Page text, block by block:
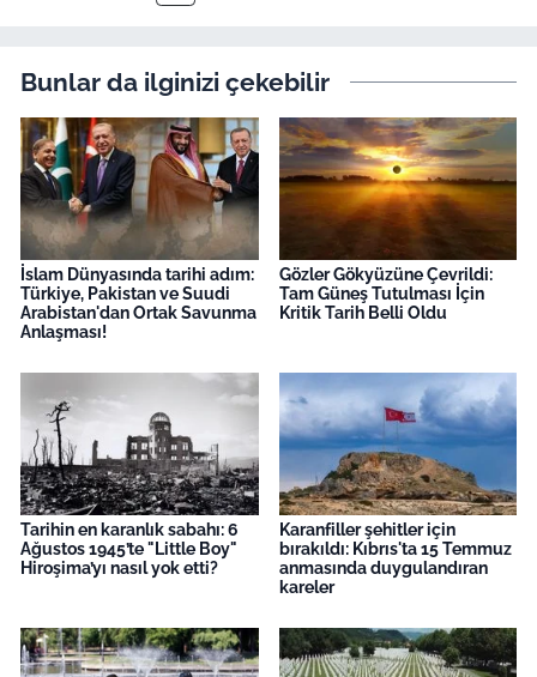
Bunlar da ilginizi çekebilir
İslam Dünyasında tarihi adım:
Türkiye, Pakistan ve Suudi
Arabistan'dan Ortak Savunma
Anlaşması!
Gözler Gökyüzüne Çevrildi:
Tam Güneş Tutulması İçin
Kritik Tarih Belli Oldu
Tarihin en karanlık sabahı: 6
Ağustos 1945’te "Little Boy"
Hiroşima’yı nasıl yok etti?
Karanfiller şehitler için
bırakıldı: Kıbrıs'ta 15 Temmuz
anmasında duygulandıran
kareler